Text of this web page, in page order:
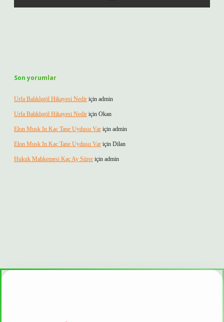
Son yorumlar
Urfa Balıklıgöl Hikayesi Nedir için admin
Urfa Balıklıgöl Hikayesi Nedir için Okan
Elon Musk In Kaç Tane Uydusu Var için admin
Elon Musk In Kaç Tane Uydusu Var için Dilan
Hukuk Mahkemesi Kaç Ay Sürer için admin
güvenilir mi